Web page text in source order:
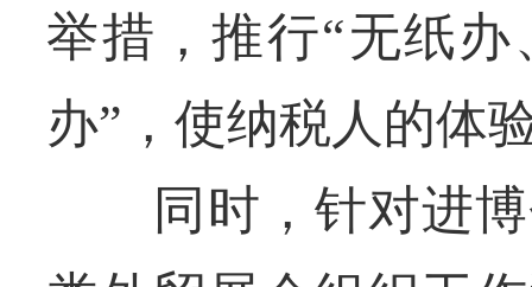
举措，推行“无纸
办”，使纳税人的体
同时，针对进博